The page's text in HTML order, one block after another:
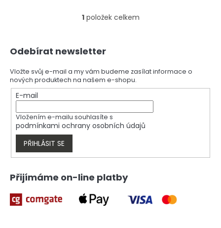
O
a
c
í
v
k
s
1položek celkem
Odebírat newsletter
Vložte svůj e-mail a my vám budeme zasílat informace o
nových produktech na našem e-shopu.
E-mail
Vložením e-mailu souhlasíte s
podmínkami ochrany osobních údajů
PŘIHLÁSIT SE
Přijímáme on-line platby